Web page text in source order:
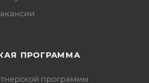
ПРОГРАММА
программы